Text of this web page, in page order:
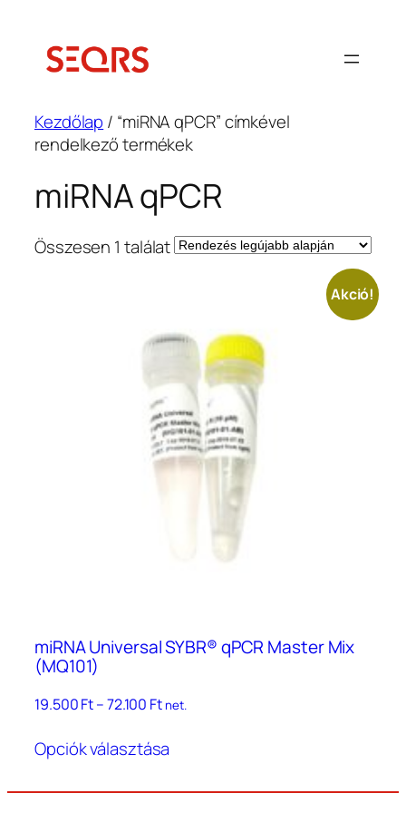
tartalomhoz
Kezdőlap / “miRNA qPCR” címkével
rendelkező termékek
miRNA qPCR
Összesen 1 találat
Akció!
miRNA Universal SYBR® qPCR Master Mix
(MQ101)
19.500Ft–72.100 FtÁrtartomány:
–
net.
Opciók választása
több